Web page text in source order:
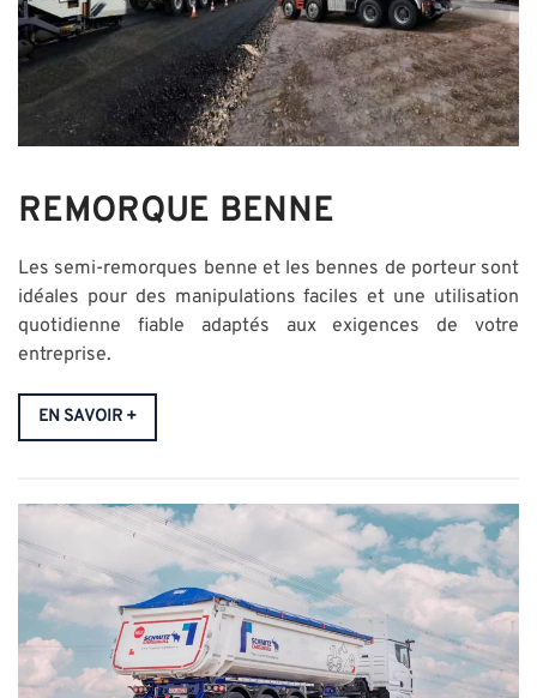
REMORQUE BENNE
Les semi-remorques benne et les bennes de porteur sont
idéales pour des manipulations faciles et une utilisation
quotidienne fiable adaptés aux exigences de votre
entreprise.
EN SAVOIR +